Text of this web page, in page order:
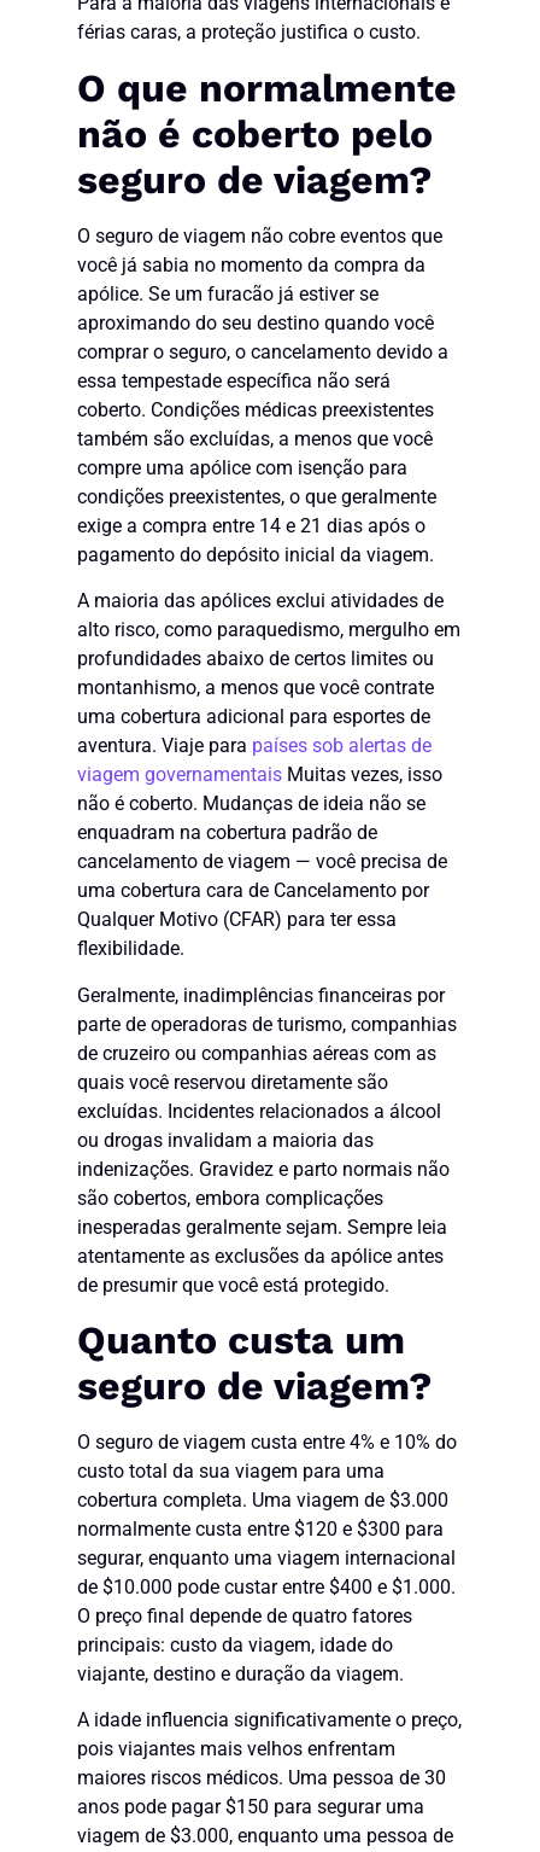
férias caras, a proteção justifica o custo.
O que normalmente
não é coberto pelo
seguro de viagem?
O seguro de viagem não cobre eventos que
você já sabia no momento da compra da
apólice. Se um furacão já estiver se
aproximando do seu destino quando você
comprar o seguro, o cancelamento devido a
essa tempestade específica não será
coberto. Condições médicas preexistentes
também são excluídas, a menos que você
compre uma apólice com isenção para
condições preexistentes, o que geralmente
exige a compra entre 14 e 21 dias após o
pagamento do depósito inicial da viagem.
A maioria das apólices exclui atividades de
alto risco, como paraquedismo, mergulho em
profundidades abaixo de certos limites ou
montanhismo, a menos que você contrate
uma cobertura adicional para esportes de
aventura. Viaje para países sob alertas de
viagem governamentais Muitas vezes, isso
não é coberto. Mudanças de ideia não se
enquadram na cobertura padrão de
cancelamento de viagem — você precisa de
uma cobertura cara de Cancelamento por
Qualquer Motivo (CFAR) para ter essa
flexibilidade.
Geralmente, inadimplências financeiras por
parte de operadoras de turismo, companhias
de cruzeiro ou companhias aéreas com as
quais você reservou diretamente são
excluídas. Incidentes relacionados a álcool
ou drogas invalidam a maioria das
indenizações. Gravidez e parto normais não
são cobertos, embora complicações
inesperadas geralmente sejam. Sempre leia
atentamente as exclusões da apólice antes
de presumir que você está protegido.
Quanto custa um
seguro de viagem?
O seguro de viagem custa entre 4% e 10% do
custo total da sua viagem para uma
cobertura completa. Uma viagem de $3.000
normalmente custa entre $120 e $300 para
segurar, enquanto uma viagem internacional
de $10.000 pode custar entre $400 e $1.000.
O preço final depende de quatro fatores
principais: custo da viagem, idade do
viajante, destino e duração da viagem.
A idade influencia significativamente o preço,
pois viajantes mais velhos enfrentam
maiores riscos médicos. Uma pessoa de 30
anos pode pagar $150 para segurar uma
viagem de $3.000, enquanto uma pessoa de